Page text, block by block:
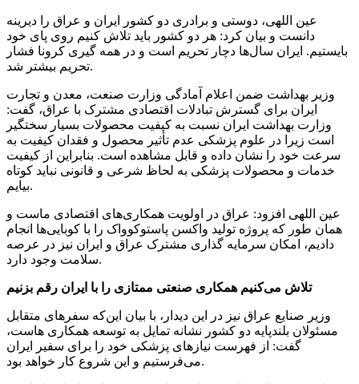
عین اللهی، دوستی و برادری دو کشور ایران و عراق را دیرینه
دانست و بیان کرد: هر دو کشور باید تلاش کنیم روی پای خود
بایستیم. ایران سال‌ها دچار تحریم است و در همه گیری کرونا فشار
تحریم بیشتر شد.
وزیر بهداشت ضمن اعلام آمادگی وزارت صنعت، معدن و تجارت
ایران برای گسترش تبادلات اقتصادی مشترک با عراق، گفت:
وزارت بهداشت ایران نسبت به کیفیت محصولات بسیار سختگیر
است زیرا در علوم پزشکی عدم تأثیر محصول و فقدان کیفیت به
سرعت خود را نشان داده و قابل مشاهده است. بنابراین از کیفیت
خدمات و محصولات پزشکی به لحاظ شرعی و قانونی نباید کوتاه
بیایم.
عین اللهی افزود: عراق در اولویت همکاری‌های اقتصادی ماست و
همان طور که پروژه تولید واکسن پاستوکوواک را با کوبایی‌ها انجام
دادیم، امکان سرمایه گذاری مشترک عراق و ایران نیز در عرصه
سلامت وجود دارد.
تلاش می‌کنیم همکاری صنعتی ممتازی را با ایران رقم بزنیم
وزیر صنایع عراق نیز در این دیدار، با بیان این‌که سفرهای متقابل
مسئولان بلندپایه دو کشور نشانه تمایل به توسعه همکاری هاست،
گفت: از فهرست نیازهای پزشکی خود را برای سفیر ایران
می‌فرستیم و این شروع کار خواهد بود.